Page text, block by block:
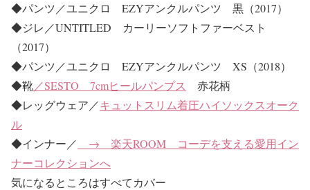
◆パンツ／ユニクロ EZYアンクルパンツ 黒（2017）
◆ジレ／UNTITLED カーリーソフトファーベスト
（2017）
◆パンツ／ユニクロ EZYアンクルパンツ XS（2018）
◆靴／SESTO 7cmヒールパンプス
赤花柄
◆レッグウェア／キュットスリム着圧ハイソックスオーク
ル
◆インナー／ → 楽天ROOM コーデを支える愛用イン
ナーコレクションへ
気になるところはすべてカバー